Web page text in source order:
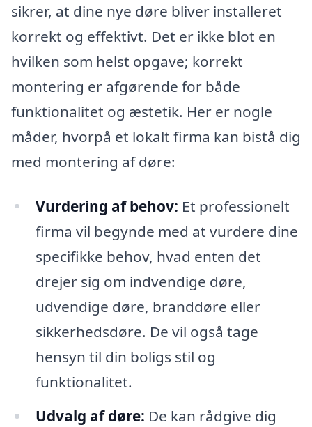
sikrer, at dine nye døre bliver installeret
korrekt og effektivt. Det er ikke blot en
hvilken som helst opgave; korrekt
montering er afgørende for både
funktionalitet og æstetik. Her er nogle
måder, hvorpå et lokalt firma kan bistå dig
med montering af døre:
Vurdering af behov: Et professionelt
firma vil begynde med at vurdere dine
specifikke behov, hvad enten det
drejer sig om indvendige døre,
udvendige døre, branddøre eller
sikkerhedsdøre. De vil også tage
hensyn til din boligs stil og
funktionalitet.
Udvalg af døre: De kan rådgive dig